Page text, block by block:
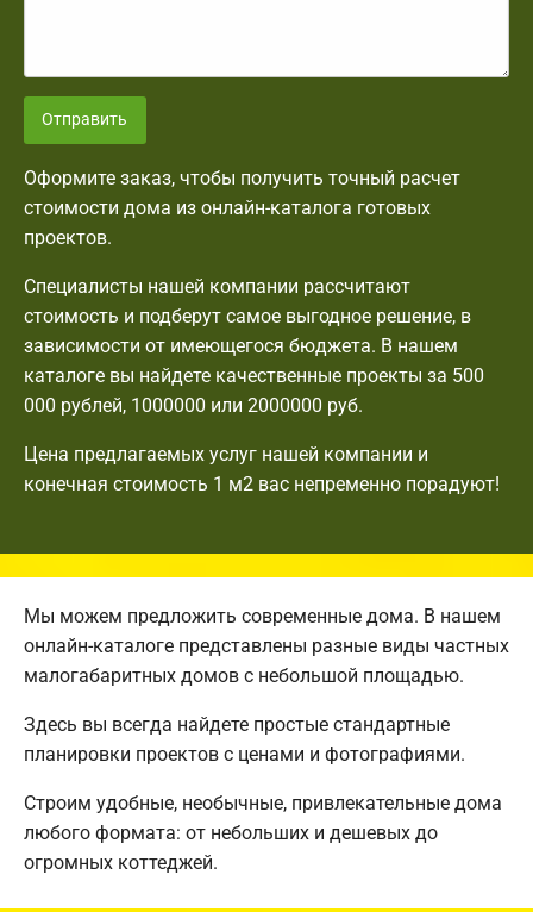
Отправить
Оформите заказ, чтобы получить точный расчет
стоимости дома из онлайн-каталога готовых
проектов.
Специалисты нашей компании рассчитают
стоимость и подберут самое выгодное решение, в
зависимости от имеющегося бюджета. В нашем
каталоге вы найдете качественные проекты за 500
000 рублей, 1000000 или 2000000 руб.
Цена предлагаемых услуг нашей компании и
конечная стоимость 1 м2 вас непременно порадуют!
Мы можем предложить современные дома. В нашем
онлайн-каталоге представлены разные виды частных
малогабаритных домов с небольшой площадью.
Здесь вы всегда найдете простые стандартные
планировки проектов с ценами и фотографиями.
Строим удобные, необычные, привлекательные дома
любого формата: от небольших и дешевых до
огромных коттеджей.